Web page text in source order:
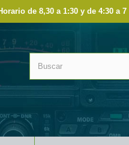
de 8,30 a 1:30 y de 4:30 a 7